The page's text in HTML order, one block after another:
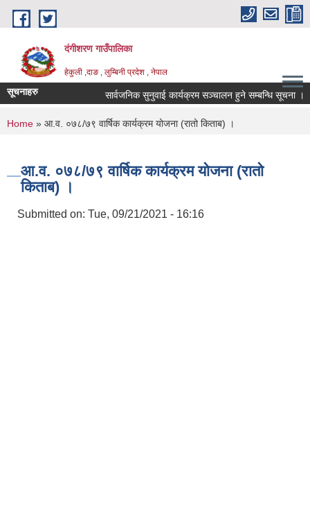
Skip to main content
दंगीशरण गाउँपालिका
हेकुली ,दाङ , लुम्बिनी प्रदेश , नेपाल
सूचनाहरु सार्वजनिक सुनुवाई कार्यक्रम सञ्चालन हुने सम्बन्धि सूचना ।
You are here
Home » आ.व. ०७८/७९ वार्षिक कार्यक्रम योजना (रातो किताब) ।
आ.व. ०७८/७९ वार्षिक कार्यक्रम योजना (रातो
किताब) ।
Submitted on: Tue, 09/21/2021 - 16:16